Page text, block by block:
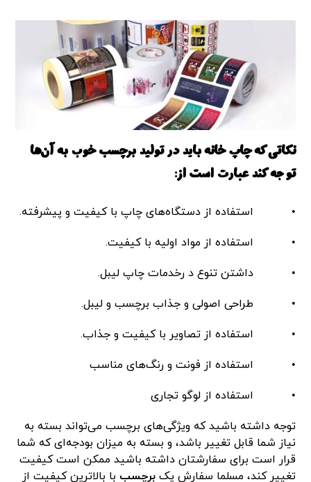
نکاتی که چاپ خانه باید در تولید برچسب خوب به آن‌ها
توجه کند عبارت است از:
• استفاده از دستگاه‌های چاپ با کیفیت و پیشرفته.
• استفاده از مواد اولیه با کیفیت.
• داشتن تنوع د رخدمات چاپ لیبل.
• طراحی اصولی و جذاب برچسب و لیبل.
• استفاده از تصاویر با کیفیت و جذاب.
• استفاده از فونت و رنگ‌های مناسب
• استفاده از لوگو تجاری
توجه داشته باشید که ویژگی‌های برچسب می‌تواند بسته به
نیاز شما قابل تغییر باشد، و بسته به میزان بودجه‌ای که شما
قرار است برای سفارشتان داشته باشید ممکن است کیفیت
تغییر کند، مسلما سفارش یکبرچسب با بالاترین کیفیت از